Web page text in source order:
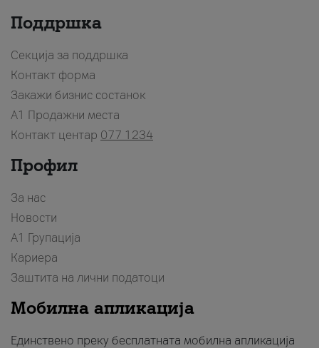
Поддршка
Секција за поддршка
Контакт форма
Закажи бизнис состанок
A1 Продажни места
Контакт центар 077 1234
Профил
За нас
Новости
А1 Групација
Кариера
Заштита на лични податоци
Мобилна апликација
Единствено преку бесплатната мобилна апликација